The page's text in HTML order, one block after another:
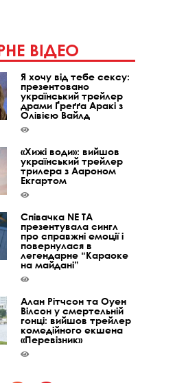
ВІДЕО
Я хочу від тебе сексу:
презентовано
український трейлер
драми Ґреґґа Аракі з
Олівією Вайлд
«Хижі води»: вийшов
український трейлер
трилера з Аароном
Екгартом
Співачка NE TA
презентувала сингл
про справжні емоції і
повернулася в
легендарне “Караоке
на майдані”
Алан Рітчсон та Оуен
Вілсон у смертельній
гонці: вийшов трейлер
комедійного екшена
«Перевізник»